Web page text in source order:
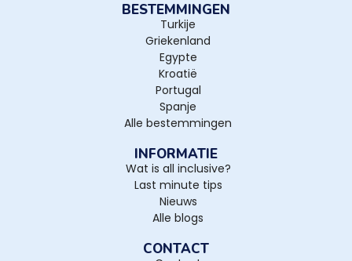
BESTEMMINGEN
Turkije
Griekenland
Egypte
Kroatië
Portugal
Spanje
Alle bestemmingen
INFORMATIE
Wat is all inclusive?
Last minute tips
Nieuws
Alle blogs
CONTACT